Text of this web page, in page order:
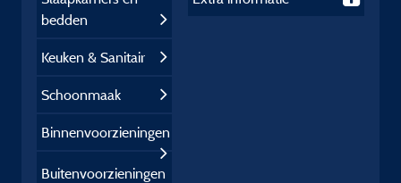
bedden
Keuken & Sanitair
Schoonmaak
Binnenvoorzieningen
Buitenvoorzieningen